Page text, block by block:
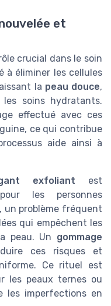
et
crucial dans le soin
à éliminer les cellules
la peau douce,
soins hydratants.
effectué avec ces
ce qui contribue
aide ainsi à
exfoliant est
les personnes
, un problème fréquent
qui empêchent les
peau. Un gommage
ces risques et
Ce rituel est
les peaux ternes ou
les imperfections en